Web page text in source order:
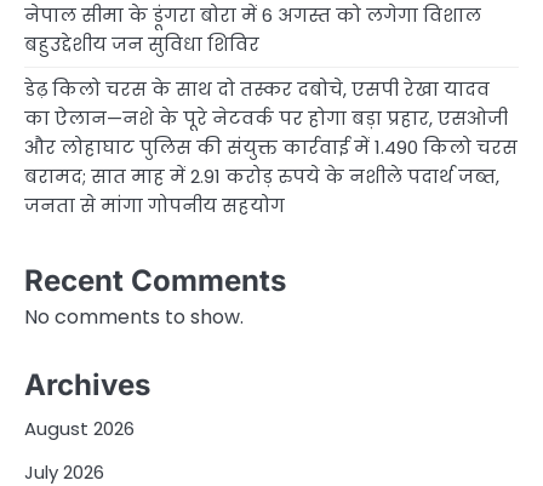
नेपाल सीमा के डूंगरा बोरा में 6 अगस्त को लगेगा विशाल
बहुउद्देशीय जन सुविधा शिविर
डेढ़ किलो चरस के साथ दो तस्कर दबोचे, एसपी रेखा यादव
का ऐलान—नशे के पूरे नेटवर्क पर होगा बड़ा प्रहार, एसओजी
और लोहाघाट पुलिस की संयुक्त कार्रवाई में 1.490 किलो चरस
बरामद; सात माह में 2.91 करोड़ रुपये के नशीले पदार्थ जब्त,
जनता से मांगा गोपनीय सहयोग
Recent Comments
No comments to show.
Archives
August 2026
July 2026